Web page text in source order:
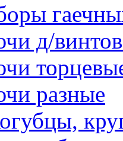
д/
разные